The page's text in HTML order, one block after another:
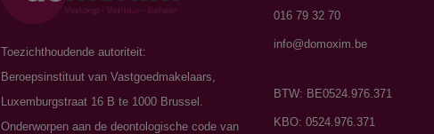
Toezichthoudende autoriteit:
Beroepsinstituut van Vastgoedmakelaars,
Luxemburgstraat 16 B te 1000 Brussel.
Onderworpen aan dedeontologische code van
016 79 32 70
info@domoxim.be
BTW: BE0524.976.371
KBO: 0524.976.371